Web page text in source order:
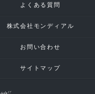
よくある質問
株式会社モンディアル
お問い合わせ
サイトマップ